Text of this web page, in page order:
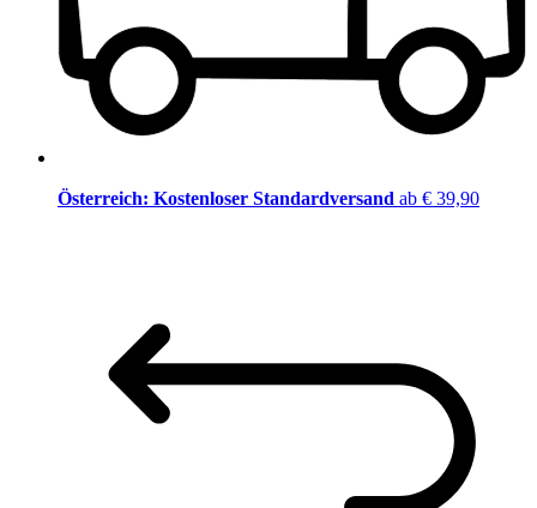
Österreich: Kostenloser Standardversand ab € 39,90